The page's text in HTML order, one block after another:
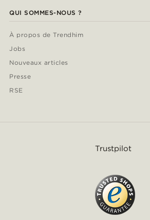
QUI SOMMES-NOUS ?
À propos de Trendhim
Jobs
Nouveaux articles
Presse
RSE
Trustpilot